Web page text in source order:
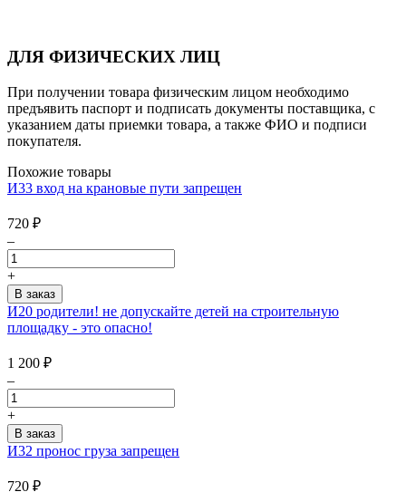
ДЛЯ ФИЗИЧЕСКИХ ЛИЦ
При получении товара физическим лицом необходимо
предъявить паспорт и подписать документы поставщика, с
указанием даты приемки товара, а также ФИО и подписи
покупателя.
Похожие товары
И33 вход на крановые пути запрещен
720 ₽
–
+
И20 родители! не допускайте детей на строительную
площадку - это опасно!
1 200 ₽
–
+
И32 пронос груза запрещен
720 ₽